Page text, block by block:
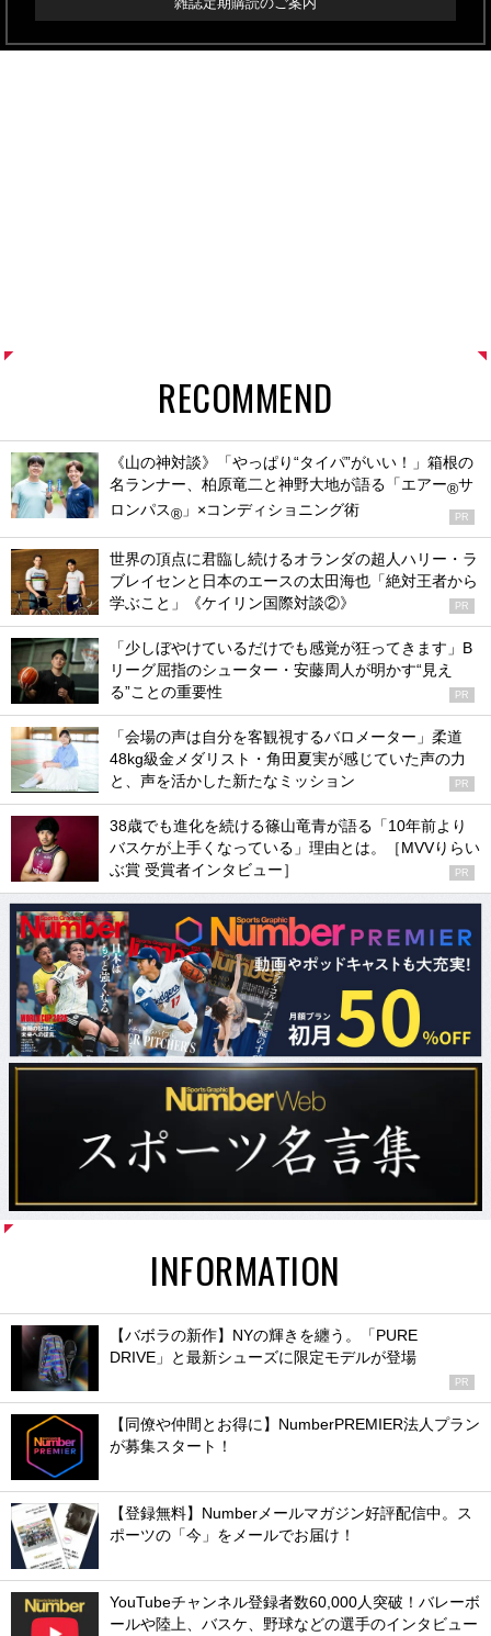
RECOMMEND
《山の神対談》「やっぱり“タイパ”がいい！」箱根の
名ランナー、柏原竜二と神野大地が語る「エアー®サ
ロンパス® 」×コンディショニング術 PR
世界の頂点に君臨し続けるオランダの超人ハリー・ラ
ブレイセンと日本のエースの太田海也「絶対王者から
学ぶこと」《ケイリン国際対談②》
PR
「少しぼやけているだけでも感覚が狂ってきます」B
リーグ屈指のシューター・安藤周人が明かす“見え
る”ことの重要性
PR
「会場の声は自分を客観視するバロメーター」柔道
48kg級金メダリスト・角田夏実が感じていた声の力
と、声を活かした新たなミッション
PR
38歳でも進化を続ける篠山竜青が語る「10年前より
バスケが上手くなっている」理由とは。［MVVりらい
ぶ賞 受賞者インタビュー］
PR
INFORMATION
【バボラの新作】NYの輝きを纏う。「PURE
DRIVE」と最新シューズに限定モデルが登場
PR
【同僚や仲間とお得に】NumberPREMIER法人プラン
が募集スタート！
【登録無料】Numberメールマガジン好評配信中。ス
ポーツの「今」をメールでお届け！
YouTubeチャンネル登録者数60,000人突破！バレーボ
ールや陸上、バスケ、野球などの選手のインタビュー